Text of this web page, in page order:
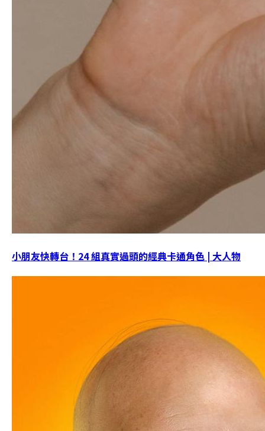
小朋友快轉台！24 組真實過頭的經典卡通角色 | 大人物